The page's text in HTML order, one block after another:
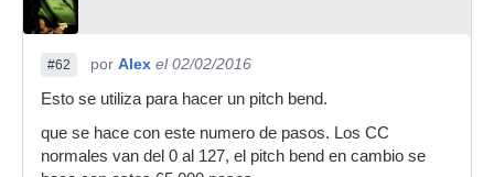
#62 por Alex el 02/02/2016
Esto se utiliza para hacer un pitch bend.
que se hace con este numero de pasos. Los CC
normales van del 0 al 127, el pitch bend en cambio se